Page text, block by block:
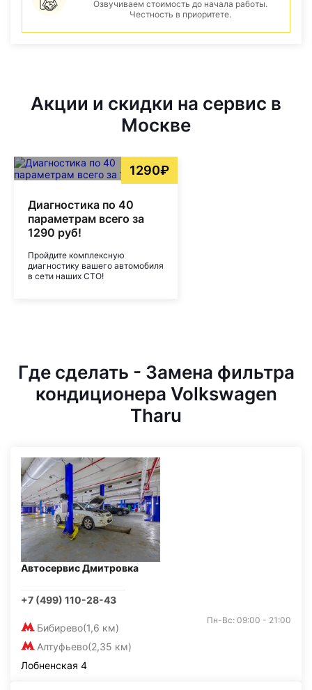
Озвучиваем стоимость до начала работы.
Честность в приоритете.
Акции и скидки на сервис в
Москве
1290₽
Диагностика по 40
параметрам всего за
1290 руб!
Пройдите комплексную
диагностику вашего автомобиля
в сети наших СТО!
Где сделать - Замена фильтра
кондиционера Volkswagen
Tharu
Автосервис Дмитровка
+7 (499) 110-28-43
Бибирево(1,6 км)
Алтуфьево(2,35 км)
Пн-Вс: 09:00 - 21:00
Лобненская 4